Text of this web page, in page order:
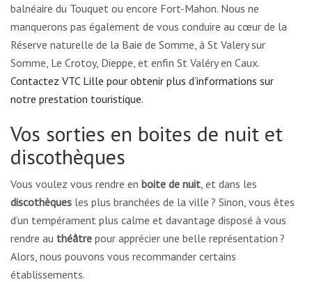
balnéaire du Touquet ou encore Fort-Mahon. Nous ne
manquerons pas également de vous conduire au cœur de la
Réserve naturelle de la Baie de Somme, à St Valery sur
Somme, Le Crotoy, Dieppe, et enfin St Valéry en Caux.
Contactez VTC Lille pour obtenir plus d’informations sur
notre prestation touristique.
Vos sorties en boites de nuit et
discothèques
Vous voulez vous rendre en boite de nuit , et dans les
discothèques les plus branchées de la ville ? Sinon, vous êtes
d’un tempérament plus calme et davantage disposé à vous
rendre au théâtre pour apprécier une belle représentation ?
Alors, nous pouvons vous recommander certains
établissements.